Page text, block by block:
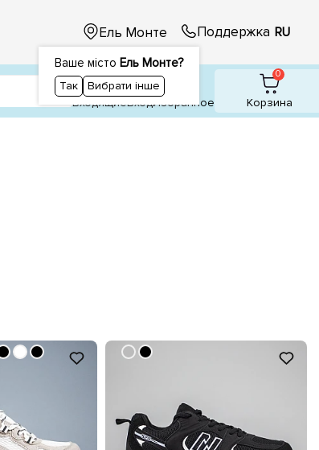
Ель Монте
Ваше місто Ель Монте?
Так Вибрати інше
Поддержка RU
1
ВходящиеВходИзбранное
0
Корзина